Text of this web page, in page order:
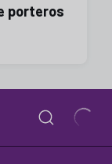
porteros